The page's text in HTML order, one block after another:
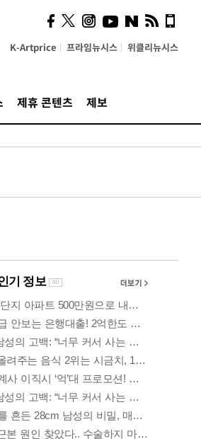
K-Artprice 프라임뉴시스 위클리뉴시스
제휴 콘텐츠 제보
시, 스마트폰 액세서리에
NFC 더했다